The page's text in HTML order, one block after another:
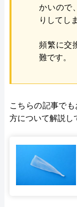
かいので
りしてし
頻繁に交
難です。
こちらの記事で
方について解説し